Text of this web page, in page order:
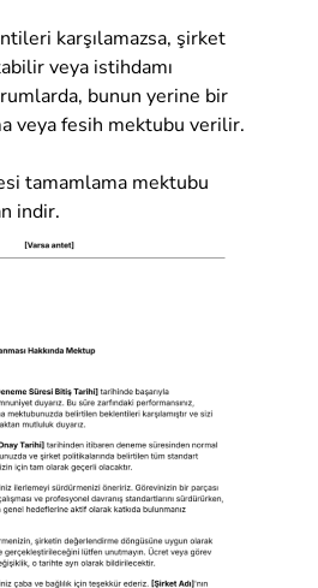
karşılamazsa, şirket
veya istihdamı
bunun yerine bir
veya fesih mektubu verilir.
tamamlama mektubu
indir.